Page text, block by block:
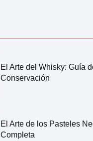
El Arte del Whisky: Guía
Conservación
El Arte de los Pasteles
Completa